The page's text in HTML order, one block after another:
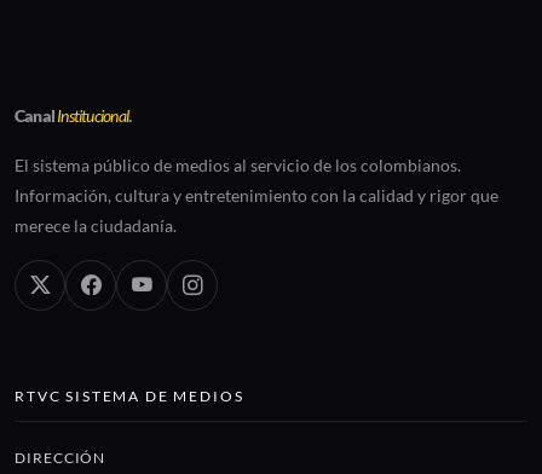
CanalInstitucional.
El sistema público de medios al servicio de los colombianos.
Información, cultura y entretenimiento con la calidad y rigor que
merece la ciudadanía.
RTVC SISTEMA DE MEDIOS
DIRECCIÓN